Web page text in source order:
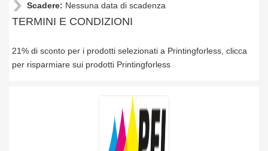
Scadere: Nessuna data di scadenza
TERMINI E CONDIZIONI
21% di sconto per i prodotti selezionati a Printingforless, clicca
per risparmiare sui prodotti Printingforless